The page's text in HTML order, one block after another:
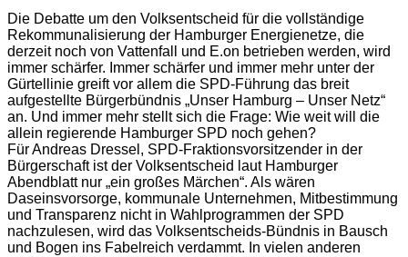
Die Debatte um den Volksentscheid für die vollständige
Rekommunalisierung der Hamburger Energienetze, die
derzeit noch von Vattenfall und E.on betrieben werden, wird
immer schärfer. Immer schärfer und immer mehr unter der
Gürtellinie greift vor allem die SPD-Führung das breit
aufgestellte Bürgerbündnis „Unser Hamburg – Unser Netz“
an. Und immer mehr stellt sich die Frage: Wie weit will die
allein regierende Hamburger SPD noch gehen?
Für Andreas Dressel, SPD-Fraktionsvorsitzender in der
Bürgerschaft ist der Volksentscheid laut Hamburger
Abendblatt nur „ein großes Märchen“. Als wären
Daseinsvorsorge, kommunale Unternehmen, Mitbestimmung
und Transparenz nicht in Wahlprogrammen der SPD
nachzulesen, wird das Volksentscheids-Bündnis in Bausch
und Bogen ins Fabelreich verdammt. In vielen anderen